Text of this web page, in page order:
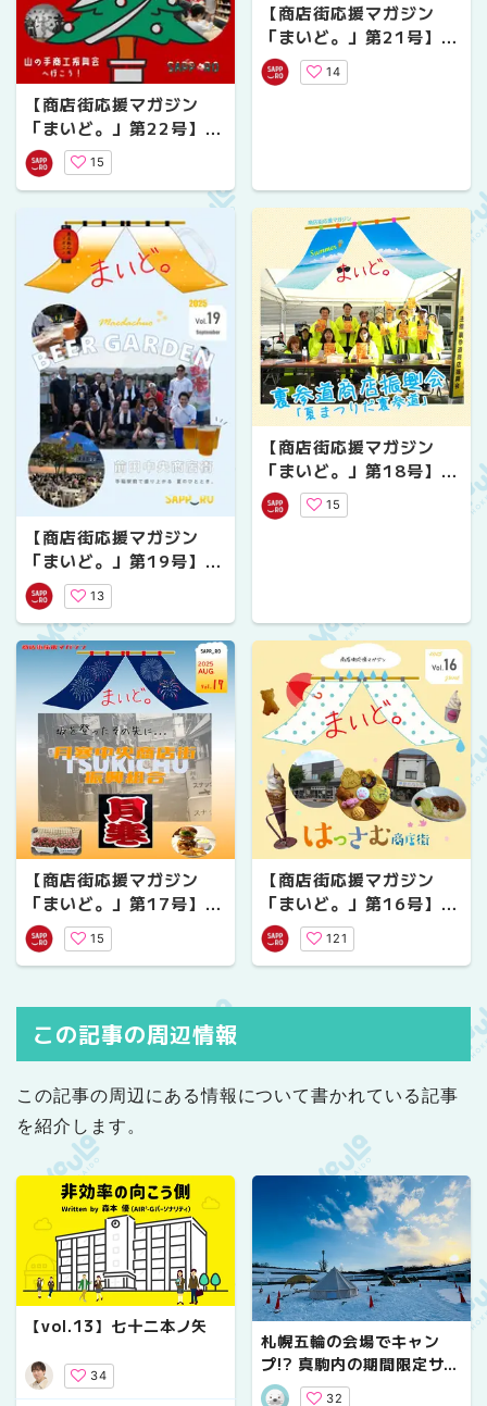
【商店街応援マガジン
「まいど。」第22号】山
の手商工振興会へ行こ
う！
15
【商店街応援マガジン
「まいど。」第21号】行
啓商店街「マルシェ」～
小学生の夢のお弁当～
14
【商店街応援マガジン
「まいど。」第19号】前
田中央商店街ビアガーデ
ン！
13
【商店街応援マガジン
「まいど。」第18号】裏
参道商店振興会「夏まつ
りだ裏参道」
15
【商店街応援マガジン
「まいど。」第17号】月
寒中央商店街「坂を登っ
たその先に...」
15
【商店街応援マガジン
「まいど。」第16号】発
寒商店街おすすめ店舗５
選！
121
この記事の周辺情報
この記事の周辺にある情報について書かれている記事
を紹介します。
【vol.13】七十二本ノ矢
34
札幌五輪の会場でキャン
プ!? 真駒内の期間限定サイ
ト オープン前に潜入！
32